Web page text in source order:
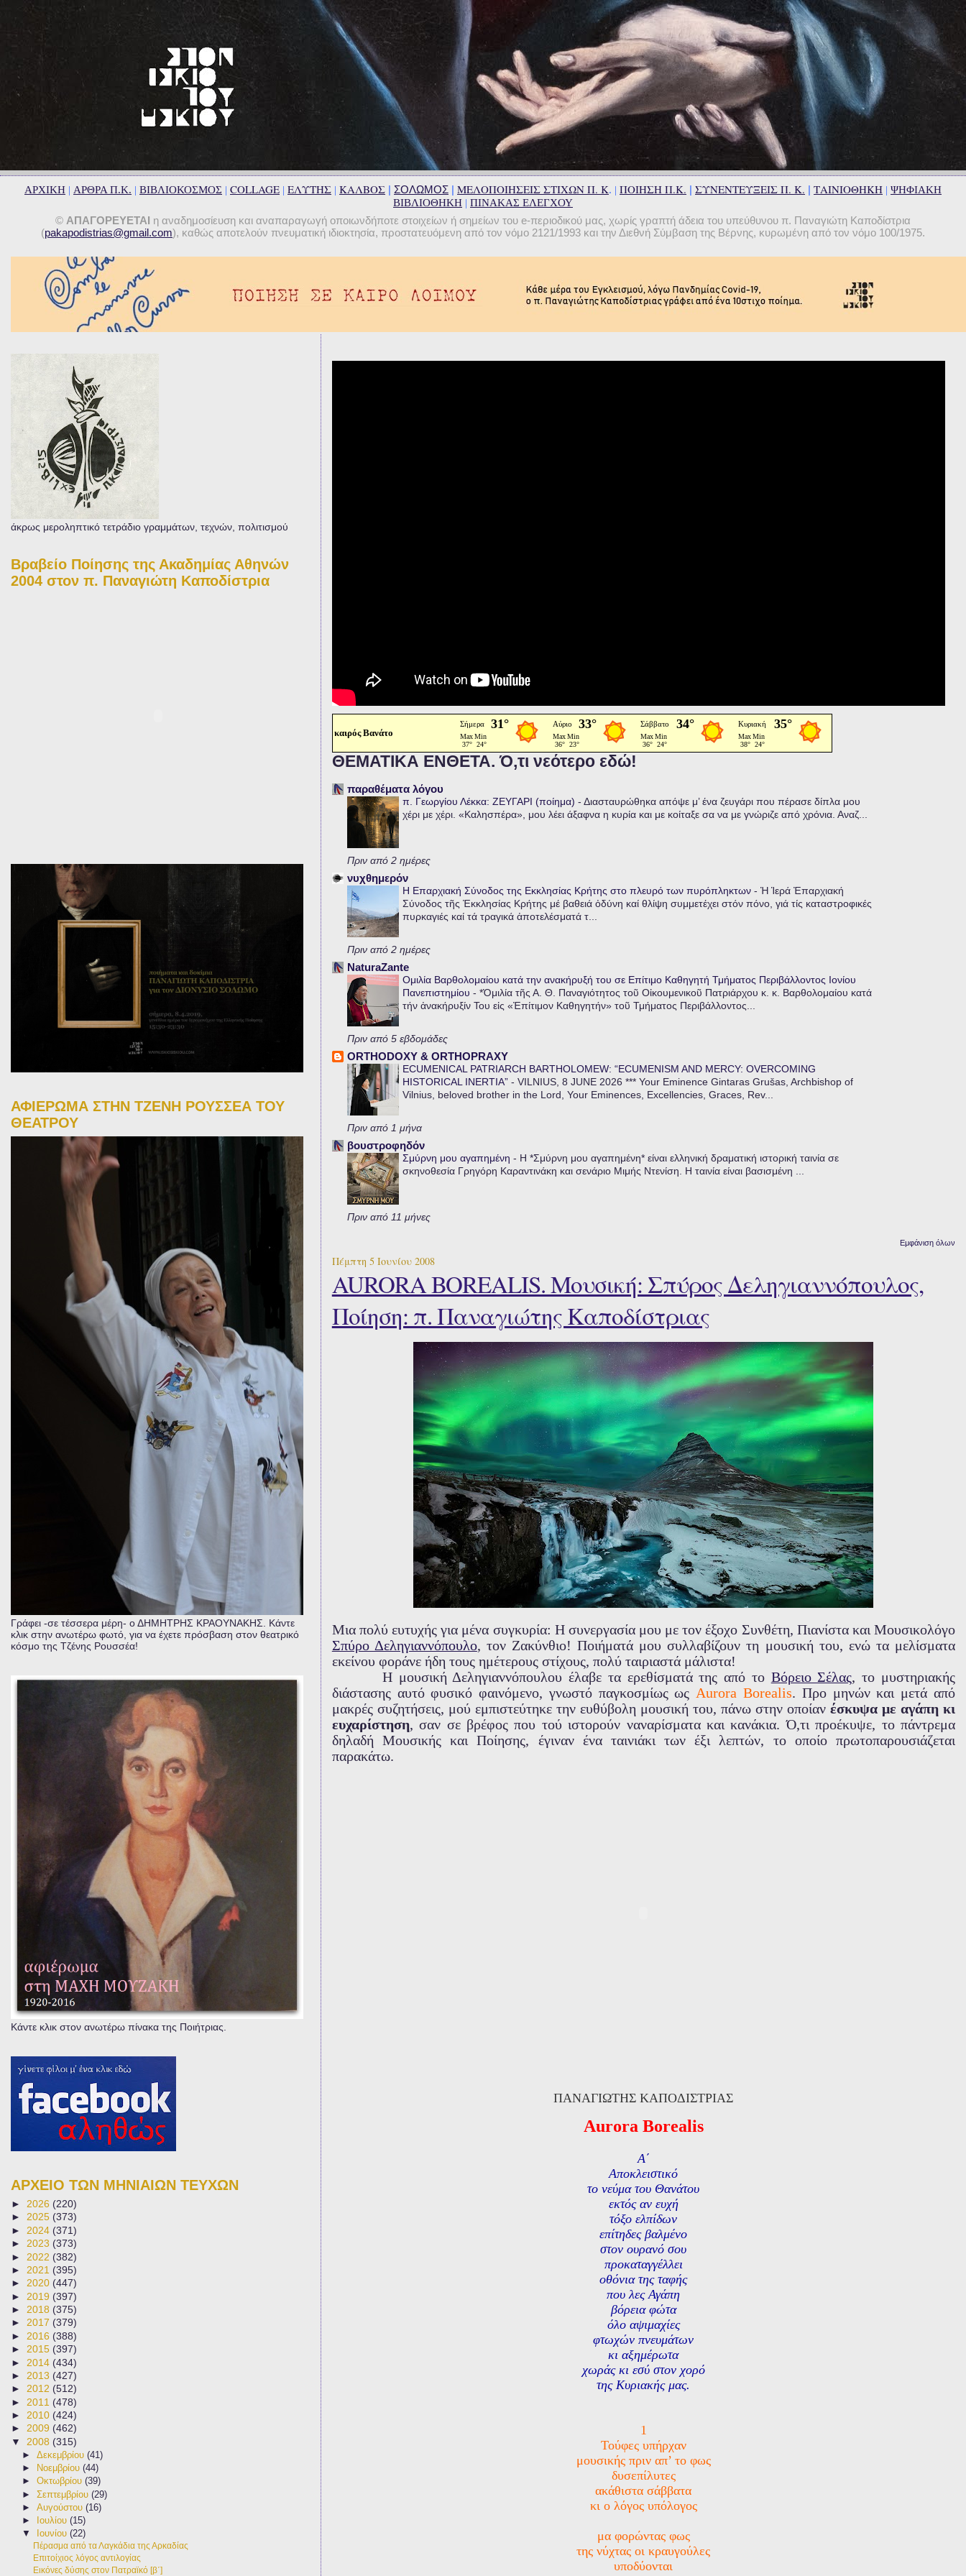
ΑΡΧΙΚΗ | ΑΡΘΡΑ Π.Κ. | ΒΙΒΛΙΟΚΟΣΜΟΣ | COLLAGE | ΕΛΥΤΗΣ | ΚΑΛΒΟΣ | ΣΟΛΩΜΟΣ | ΜΕΛΟΠΟΙΗΣΕΙΣ ΣΤΙΧΩΝ Π. Κ. | ΠΟΙΗΣΗ Π.Κ. | ΣΥΝΕΝΤΕΥΞΕΙΣ Π. Κ. | ΤΑΙΝΙΟΘΗΚΗ | ΨΗΦΙΑΚΗ
ΒΙΒΛΙΟΘΗΚΗ | ΠΙΝΑΚΑΣ ΕΛΕΓΧΟΥ
© ΑΠΑΓΟΡΕΥΕΤΑΙ η αναδημοσίευση και αναπαραγωγή οποιωνδήποτε στοιχείων ή σημείων του e-περιοδικού μας, χωρίς γραπτή άδεια του υπεύθυνου π. Παναγιώτη Καποδίστρια
(pakapodistrias@gmail.com), καθώς αποτελούν πνευματική ιδιοκτησία, προστατευόμενη από τον νόμο 2121/1993 και την Διεθνή Σύμβαση της Βέρνης, κυρωμένη από τον νόμο 100/1975.
καιρός Βανάτο
ΘΕΜΑΤΙΚΑ ΕΝΘΕΤΑ. Ό,τι νεότερο εδώ!
παραθέματα λόγου
π. Γεωργίου Λέκκα: ΖΕΥΓΑΡΙ (ποίημα) - Διασταυρώθηκα απόψε μ’ ένα ζευγάρι που πέρασε δίπλα μου
χέρι με χέρι. «Καλησπέρα», μου λέει άξαφνα η κυρία και με κοίταξε σα να με γνώριζε από χρόνια. Αναζ...
Πριν από 2 ημέρες
νυχθημερόν
Η Επαρχιακή Σύνοδος της Εκκλησίας Κρήτης στο πλευρό των πυρόπληκτων - Ἡ Ἱερά Ἐπαρχιακή
Σύνοδος τῆς Ἐκκλησίας Κρήτης μέ βαθειά ὀδύνη καί θλίψη συμμετέχει στόν πόνο, γιά τίς καταστροφικές
πυρκαγιές καί τά τραγικά ἀποτελέσματά τ...
Πριν από 2 ημέρες
NaturaZante
Ομιλία Βαρθολομαίου κατά την ανακήρυξή του σε Επίτιμο Καθηγητή Τμήματος Περιβάλλοντος Ιονίου
Πανεπιστημίου - *Ὁμιλία τῆς Α. Θ. Παναγιότητος τοῦ Οἰκουμενικοῦ Πατριάρχου κ. κ. Βαρθολομαίου κατά
τήν ἀνακήρυξίν Του εἰς «Ἐπίτιμον Καθηγητήν» τοῦ Τμήματος Περιβάλλοντος...
Πριν από 5 εβδομάδες
ORTHODOXY & ORTHOPRAXY
ECUMENICAL PATRIARCH BARTHOLOMEW: “ECUMENISM AND MERCY: OVERCOMING
HISTORICAL INERTIA” - VILNIUS, 8 JUNE 2026 *** Your Eminence Gintaras Grušas, Archbishop of
Vilnius, beloved brother in the Lord, Your Eminences, Excellencies, Graces, Rev...
Πριν από 1 μήνα
βουστροφηδόν
Σμύρνη μου αγαπημένη - Η *Σμύρνη μου αγαπημένη* είναι ελληνική δραματική ιστορική ταινία σε
σκηνοθεσία Γρηγόρη Καραντινάκη και σενάριο Μιμής Ντενίση. Η ταινία είναι βασισμένη ...
Πριν από 11 μήνες
Εμφάνιση όλων
Πέμπτη 5 Ιουνίου 2008
AURORA BOREALIS. Μουσική: Σπύρος Δεληγιαννόπουλος,
Ποίηση: π. Παναγιώτης Καποδίστριας
Μια πολύ ευτυχής για μένα συγκυρία: Η συνεργασία μου με τον έξοχο Συνθέτη, Πιανίστα και Μουσικολόγο
Σπύρο Δεληγιαννόπουλο, τον Ζακύνθιο! Ποιήματά μου συλλαβίζουν τη μουσική του, ενώ τα μελίσματα
εκείνου φοράνε ήδη τους ημέτερους στίχους, πολύ ταιριαστά μάλιστα!
Η μουσική Δεληγιαννόπουλου έλαβε τα ερεθίσματά της από το Βόρειο Σέλας, το μυστηριακής
διάστασης αυτό φυσικό φαινόμενο, γνωστό παγκοσμίως ως Aurora Borealis. Προ μηνών και μετά από
μακρές συζητήσεις, μού εμπιστεύτηκε την ευθύβολη μουσική του, πάνω στην οποίαν έσκυψα με αγάπη κι
ευχαρίστηση, σαν σε βρέφος που τού ιστορούν ναναρίσματα και κανάκια. Ό,τι προέκυψε, το πάντρεμα
δηλαδή Μουσικής και Ποίησης, έγιναν ένα ταινιάκι των έξι λεπτών, το οποίο πρωτοπαρουσιάζεται
παρακάτω.
ΠΑΝΑΓΙΩΤΗΣ ΚΑΠΟΔΙΣΤΡΙΑΣ
Aurora Borealis
Α΄
Αποκλειστικό
το νεύμα του Θανάτου
εκτός αν ευχή
τόξο ελπίδων
επίτηδες βαλμένο
στον ουρανό σου
προκαταγγέλλει
οθόνια της ταφής
που λες Αγάπη
βόρεια φώτα
όλο αψιμαχίες
φτωχών πνευμάτων
κι αξημέρωτα
χωράς κι εσύ στον χορό
της Κυριακής μας.
1
Τούφες υπήρχαν
μουσικής πριν απ’ το φως
δυσεπίλυτες
ακάθιστα σάββατα
κι ο λόγος υπόλογος
μα φορώντας φως
της νύχτας οι κραυγούλες
υποδύονται
άκρως μεροληπτικό τετράδιο γραμμάτων, τεχνών, πολιτισμού
Βραβείο Ποίησης της Ακαδημίας Αθηνών
2004 στον π. Παναγιώτη Καποδίστρια
ΑΦΙΕΡΩΜΑ ΣΤΗΝ ΤΖΕΝΗ ΡΟΥΣΣΕΑ ΤΟΥ
ΘΕΑΤΡΟΥ
Γράφει -σε τέσσερα μέρη- ο ΔΗΜΗΤΡΗΣ ΚΡΑΟΥΝΑΚΗΣ. Κάντε
κλικ στην ανωτέρω φωτό, για να έχετε πρόσβαση στον θεατρικό
κόσμο της Τζένης Ρουσσέα!
Κάντε κλικ στον ανωτέρω πίνακα της Ποιήτριας.
ΑΡΧΕΙΟ ΤΩΝ ΜΗΝΙΑΙΩΝ ΤΕΥΧΩΝ
► 2026 (220)
► 2025 (373)
► 2024 (371)
► 2023 (373)
► 2022 (382)
► 2021 (395)
► 2020 (447)
► 2019 (397)
► 2018 (375)
► 2017 (379)
► 2016 (388)
► 2015 (397)
► 2014 (434)
► 2013 (427)
► 2012 (512)
► 2011 (478)
► 2010 (424)
► 2009 (462)
▼ 2008 (315)
►Δεκεμβρίου(41)
►
Νοεμβρίου(44)
►Οκτωβρίου(39)
►Σεπτεμβρίου(29)
►Αυγούστου(16)
►
Ιουλίου(15)
▼
Ιουνίου(22)
Πέρασμα από τα Λαγκάδια της Αρκαδίας
Επιτοίχιος λόγος αντιλογίας
Εικόνες δύσης στον Πατραϊκό [β΄]